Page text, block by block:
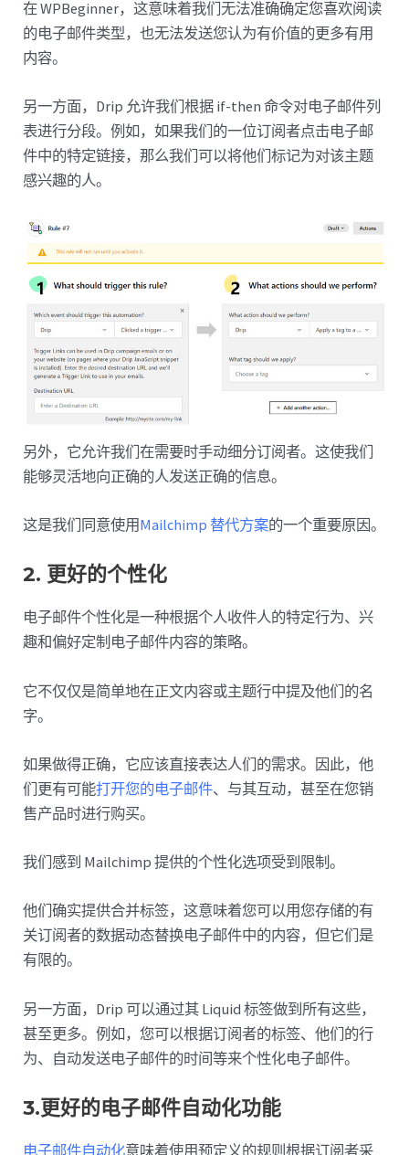
在 WPBeginner，这意味着我们无法准确确定您喜欢阅读
的电子邮件类型，也无法发送您认为有价值的更多有用
内容。
另一方面，Drip 允许我们根据 if-then 命令对电子邮件列
表进行分段。例如，如果我们的一位订阅者点击电子邮
件中的特定链接，那么我们可以将他们标记为对该主题
感兴趣的人。
另外，它允许我们在需要时手动细分订阅者。这使我们
能够灵活地向正确的人发送正确的信息。
这是我们同意使用Mailchimp 替代方案的一个重要原因。
2. 更好的个性化
电子邮件个性化是一种根据个人收件人的特定行为、兴
趣和偏好定制电子邮件内容的策略。
它不仅仅是简单地在正文内容或主题行中提及他们的名
字。
如果做得正确，它应该直接表达人们的需求。因此，他
们更有可能打开您的电子邮件、与其互动，甚至在您销
售产品时进行购买。
我们感到 Mailchimp 提供的个性化选项受到限制。
他们确实提供合并标签，这意味着您可以用您存储的有
关订阅者的数据动态替换电子邮件中的内容，但它们是
有限的。
另一方面，Drip 可以通过其 Liquid 标签做到所有这些，
甚至更多。例如，您可以根据订阅者的标签、他们的行
为、自动发送电子邮件的时间等来个性化电子邮件。
3.更好的电子邮件自动化功能
电子邮件自动化意味着使用预定义的规则根据订阅者采